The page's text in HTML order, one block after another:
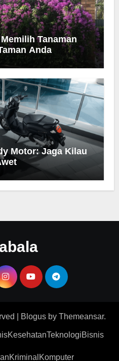
Tanaman
Anda
Motor: Jaga Kilau
Blogus by Themeansar.
KesehatanTeknologiBisnis
Kriminal Komputer